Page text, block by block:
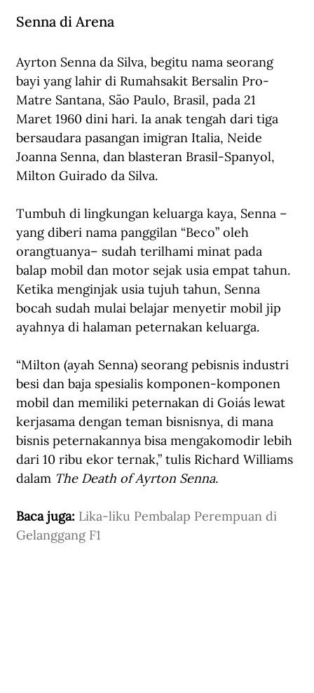
Senna di Arena
Ayrton Senna da Silva, begitu nama seorang
bayi yang lahir di Rumahsakit Bersalin Pro-
Matre Santana, São Paulo, Brasil, pada 21
Maret 1960 dini hari. Ia anak tengah dari tiga
bersaudara pasangan imigran Italia, Neide
Joanna Senna, dan blasteran Brasil-Spanyol,
Milton Guirado da Silva.
Tumbuh di lingkungan keluarga kaya, Senna –
yang diberi nama panggilan “Beco” oleh
orangtuanya– sudah terilhami minat pada
balap mobil dan motor sejak usia empat tahun.
Ketika menginjak usia tujuh tahun, Senna
bocah sudah mulai belajar menyetir mobil jip
ayahnya di halaman peternakan keluarga.
“Milton (ayah Senna) seorang pebisnis industri
besi dan baja spesialis komponen-komponen
mobil dan memiliki peternakan di Goiás lewat
kerjasama dengan teman bisnisnya, di mana
bisnis peternakannya bisa mengakomodir lebih
dari 10 ribu ekor ternak,” tulis Richard Williams
dalam The Death of Ayrton Senna.
Baca juga: Lika-liku Pembalap Perempuan di
Gelanggang F1